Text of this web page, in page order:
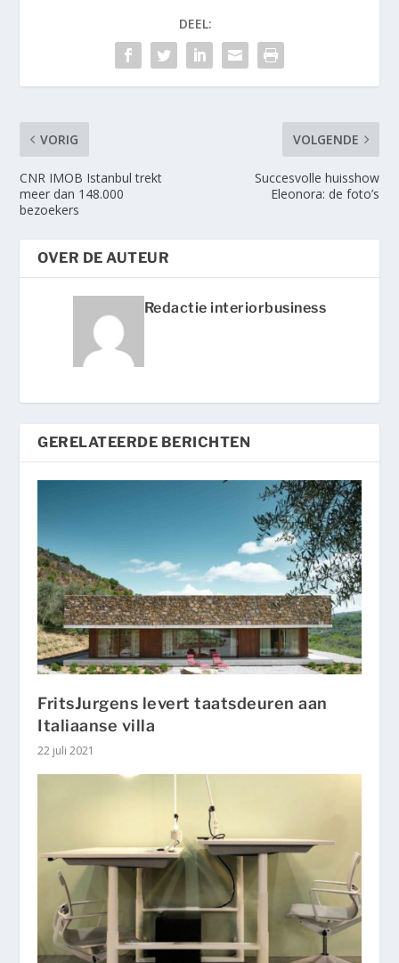
DEEL:
VORIG
CNR IMOB Istanbul trekt
meer dan 148.000
bezoekers
VOLGENDE
Succesvolle huisshow
Eleonora: de foto’s
OVER DE AUTEUR
Redactie interiorbusiness
GERELATEERDE BERICHTEN
FritsJurgens levert taatsdeuren aan
Italiaanse villa
22 juli 2021